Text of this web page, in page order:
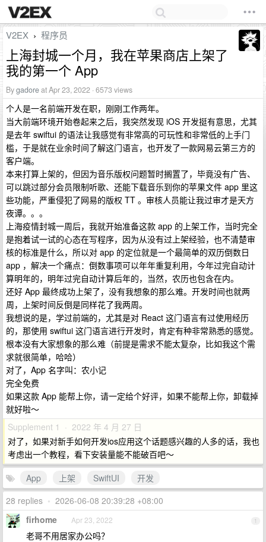
V2EX › 程序员
上海封城一个月，我在苹果商店上架了
我的第一个 App
Bygadoreat Apr 23, 2022 · 6573 views
个人是一名前端开发在职，刚刚工作两年。
当大前端环境开始卷起来之后，我突然发现 iOS 开发挺有意思，尤其
是去年 swiftui 的语法让我感觉有非常高的可玩性和非常低的上手门
槛，于是就在业余时间了解这门语言，也开发了一款网易云第三方的
客户端。
本来打算上架的，但因为音乐版权问题暂时搁置了，毕竟没有广告、
可以跳过部分会员限制听歌、还能下载音乐到你的苹果文件 app 里这
些功能，严重侵犯了网易的版权 TT 。审核人员能让我过审才是天方
夜谭。。。
上海疫情封城一周后，我就开始准备这款 app 的上架工作，当时完全
是抱着试一试的心态在写程序，因为从没有过上架经验，也不清楚审
核的标准是什么，所以对 app 的定位就是一个最简单的双历倒数日
app ，解决一个痛点：倒数事项可以年年重复利用，今年过完自动计
算明年的，明年过完自动计算后年的，当然，农历也包含在内。
还好 App 最终成功上架了，没有我想象的那么难。开发时间也就两
周，上架时间反倒是同样花了我两周。
我想说的是，学过前端的，尤其是对 React 这门语言有过使用经历
的，那使用 swiftui 这门语言进行开发时，肯定有种非常熟悉的感觉。
根本没有大家想象的那么难（前提是需求不能太复杂，比如我这个需
求就很简单，哈哈）
对了，App 名字叫：农小记
完全免费
如果这款 App 能帮上你，请一定给个好评，如果不能帮上你，卸载掉
就好啦～
Supplement 1 · 2022 年 4 月 27 日
对了，如果对新手如何开发ios应用这个话题感兴趣的人多的话，我也
考虑出一个教程，看下安装量能不能破百吧～
App
上架 SwiftUI
开发
28 replies • 2026-06-08 20:39:28 +08:00
1
firhome Apr 23, 2022
老哥不用居家办公吗？